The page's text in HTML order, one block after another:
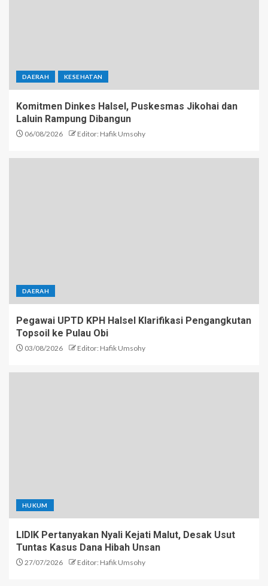
DAERAH KESEHATAN
Komitmen Dinkes Halsel, Puskesmas Jikohai dan
Laluin Rampung Dibangun
06/08/2026 Editor: Hafik Umsohy
DAERAH
Pegawai UPTD KPH Halsel Klarifikasi Pengangkutan
Topsoil ke Pulau Obi
03/08/2026 Editor: Hafik Umsohy
HUKUM
LIDIK Pertanyakan Nyali Kejati Malut, Desak Usut
Tuntas Kasus Dana Hibah Unsan
27/07/2026 Editor: Hafik Umsohy